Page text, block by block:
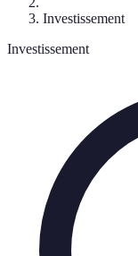
Investissement
Investissement